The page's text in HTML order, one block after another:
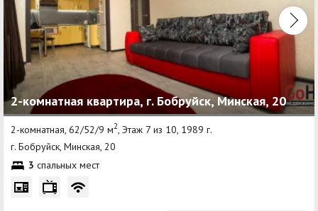
2-комнатная квартира, г. Бобруйск, Минская, 20
2-комнатная, 62/52/9 м2, Этаж 7 из 10, 1989 г.
г. Бобруйск, Минская, 20
3 спальных мест